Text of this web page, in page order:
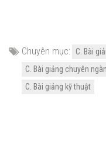
Chuyên mục:
C. Bài
C. Bài giảng chuyên
C. Bài giảng kỹ thuật